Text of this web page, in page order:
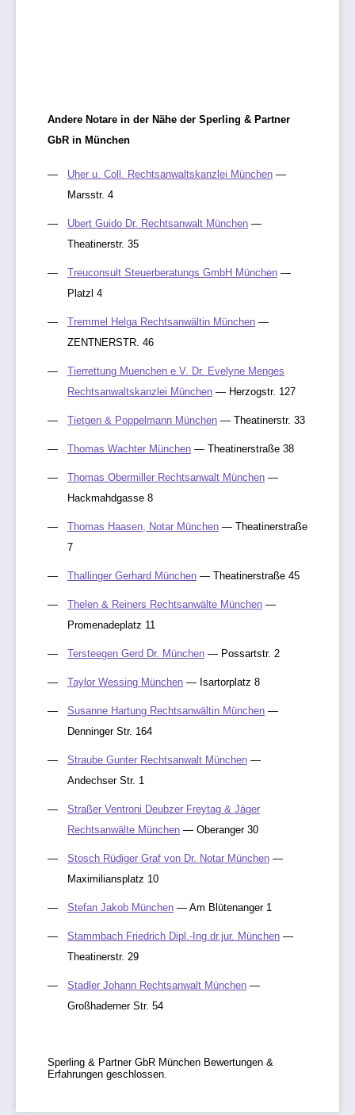
Andere Notare in der Nähe der Sperling & Partner
GbR in München
Uher u. Coll. Rechtsanwaltskanzlei München —
Marsstr. 4
Ubert Guido Dr. Rechtsanwalt München —
Theatinerstr. 35
Treuconsult Steuerberatungs GmbH München —
Platzl 4
Tremmel Helga Rechtsanwältin München —
ZENTNERSTR. 46
Tierrettung Muenchen e.V. Dr. Evelyne Menges
Rechtsanwaltskanzlei München — Herzogstr. 127
Tietgen & Poppelmann München — Theatinerstr. 33
Thomas Wachter München — Theatinerstraße 38
Thomas Obermiller Rechtsanwalt München —
Hackmahdgasse 8
Thomas Haasen, Notar München — Theatinerstraße
7
Thallinger Gerhard München — Theatinerstraße 45
Thelen & Reiners Rechtsanwälte München —
Promenadeplatz 11
Tersteegen Gerd Dr. München — Possartstr. 2
Taylor Wessing München — Isartorplatz 8
Susanne Hartung Rechtsanwältin München —
Denninger Str. 164
Straube Gunter Rechtsanwalt München —
Andechser Str. 1
Straßer Ventroni Deubzer Freytag & Jäger
Rechtsanwälte München — Oberanger 30
Stosch Rüdiger Graf von Dr. Notar München —
Maximiliansplatz 10
Stefan Jakob München — Am Blütenanger 1
Stammbach Friedrich Dipl.-Ing.dr.jur. München —
Theatinerstr. 29
Stadler Johann Rechtsanwalt München —
Großhaderner Str. 54
Sperling & Partner GbR München Bewertungen &
Erfahrungen geschlossen.